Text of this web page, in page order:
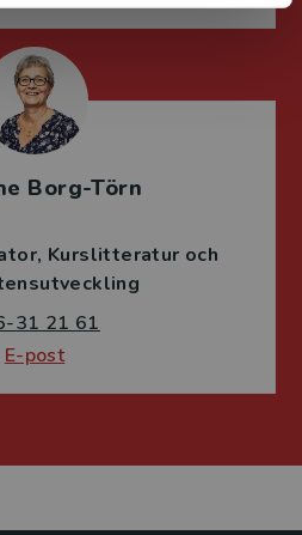
Borg-Törn
Kurslitteratur och
31 21 61
E-post